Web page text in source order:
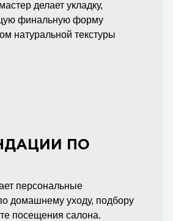
делает укладку,
финальную форму
натуральной текстуры
ПО
персональные
домашнему уходу, подбору
посещения салона.